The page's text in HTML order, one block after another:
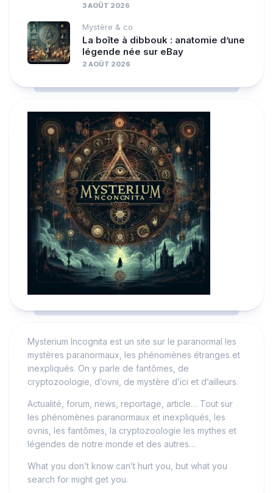
3 AOÛT 2026
Mystère & co
La boîte à dibbouk : anatomie d’une
légende née sur eBay
2 AOÛT 2026
Mysterium Incognita est un site sur le paranormal les
mystères paranormaux, les phénomènes étranges et
inexpliqués. On y parle de fantômes, de
cryptozoologie, d’ovni, de mystère d’ici et d’ailleurs.
Actualité, forum, news, reportage, article… Tout sur
les phénomènes paranormaux et inexpliqués, les
ovnis, les fantômes, la cryptozoologie les mythes et
légendes de notre monde et des autres…
What you don’t know can’t hurt you, but what you
search for might get you.